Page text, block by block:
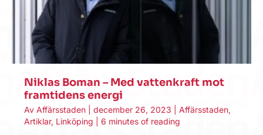
Niklas Boman – Med vattenkraft mot
framtidens energi
Av Affärsstaden december 26, 2023 Affärsstaden,
Artiklar, Linköping 6 minutes of reading